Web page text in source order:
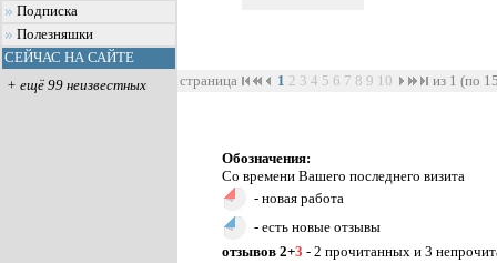
Подписка
Полезняшки
СЕЙЧАС НА САЙТЕ
+ ещё 99 неизвестных
страница 1 2 3 4 5 6 7 8 9 10 из 1 (по
Обозначения:
Со времени Вашего последнего визита
- новая работа
- есть новые отзывы
отзывов 2+3 - 2 прочитанных и 3